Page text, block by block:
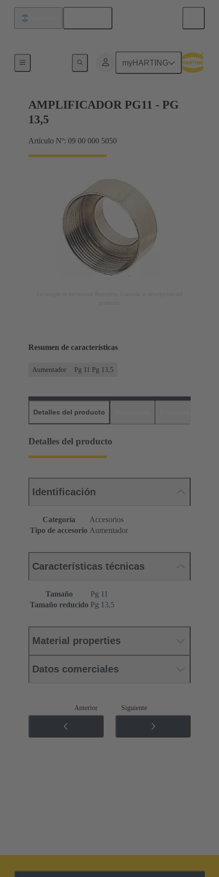
myHARTING
AMPLIFICADOR PG11 - PG
13,5
Artículo Nº: 09 00 000 5050
Resumen de características
Aumentador Pg 11 Pg 13,5
Detalles del producto
Detalles del producto
Identificación
Categoría
Accesorios
Tipo de accesorio Aumentador
Características técnicas
Tamaño
Pg 11
Tamaño reducido Pg 13,5
Material properties
Datos comerciales
Anterior Siguiente